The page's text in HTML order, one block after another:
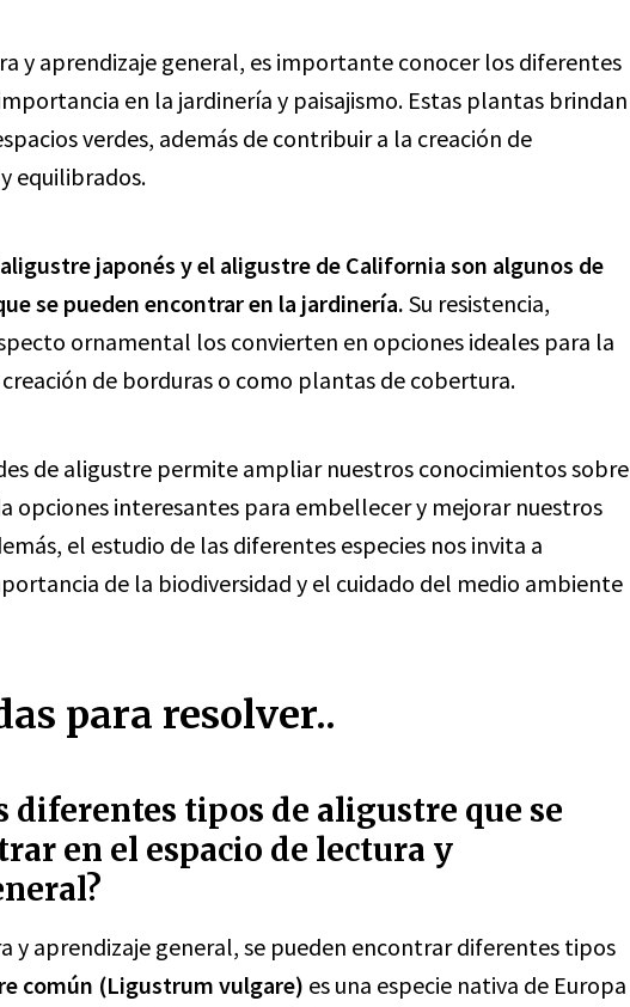
y aprendizaje general, es importante conocer los diferentes
en la jardinería y paisajismo. Estas plantas brindan
verdes, además de contribuir a la creación de
equilibrados.
japonés y el aligustre de California son algunos de
se pueden encontrar en la jardinería. Su resistencia,
ornamental los convierten en opciones ideales para la
de borduras o como plantas de cobertura.
de aligustre permite ampliar nuestros conocimientos sobre
opciones interesantes para embellecer y mejorar nuestros
el estudio de las diferentes especies nos invita a
de la biodiversidad y el cuidado del medio ambiente
para resolver..
diferentes tipos de aligustre que se
en el espacio de lectura y
y aprendizaje general, se pueden encontrar diferentes tipos
común (Ligustrum vulgare) es una especie nativa de Europa